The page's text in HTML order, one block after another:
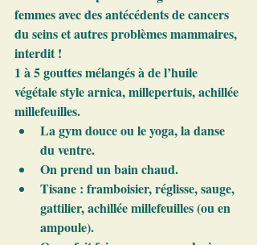
femmes avec des antécédents de cancers
du seins et autres problèmes mammaires,
interdit !
1 à 5 gouttes mélangés à de l’huile
végétale style arnica, millepertuis, achillée
millefeuilles.
La gym douce ou le yoga, la danse
du ventre.
On prend un bain chaud.
Tisane : framboisier, réglisse, sauge,
gattilier, achillée millefeuilles (ou en
ampoule).